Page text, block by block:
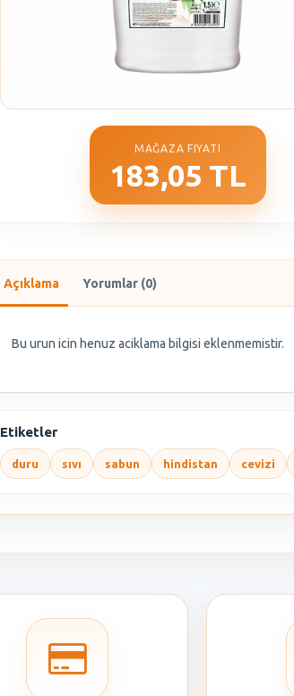
MAĞAZA FIYATI
183,05 TL
Açıklama Yorumlar (0)
Bu urun icin henuz aciklama bilgisi eklenmemistir.
Etiketler
duru sıvı sabun hindistan cevizi